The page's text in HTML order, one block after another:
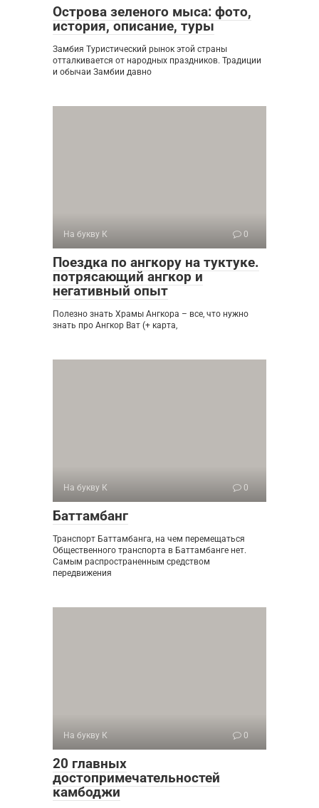
Острова зеленого мыса: фото,
история, описание, туры
Замбия Туристический рынок этой страны
отталкивается от народных праздников. Традиции
и обычаи Замбии давно
На букву К 0
Поездка по ангкору на туктуке.
потрясающий ангкор и
негативный опыт
Полезно знать Храмы Ангкора – все, что нужно
знать про Ангкор Ват (+ карта,
На букву К 0
Баттамбанг
Транспорт Баттамбанга, на чем перемещаться
Общественного транспорта в Баттамбанге нет.
Самым распространенным средством
передвижения
На букву К 0
20 главных
достопримечательностей
камбоджи